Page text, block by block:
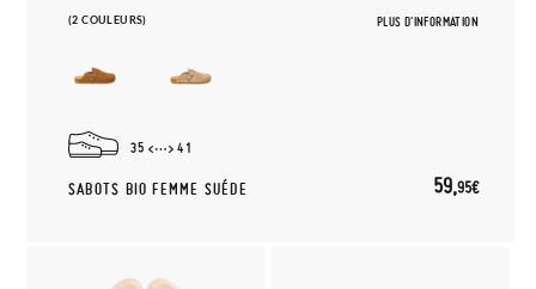
(2 COULEURS) PLUS D'INFORMATION
35 41
SABOTS BIO FEMME SUÉDE 59,95€